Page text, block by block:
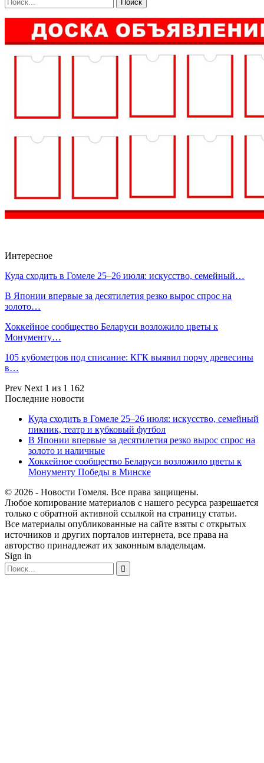
Интересное
Куда сходить в Гомеле 25–26 июля: искусство, семейный…
В Японии впервые за десятилетия резко вырос спрос на
золото…
Хоккейное сообщество Беларуси возложило цветы к
Монументу…
105 кубометров под списание: КГК выявил порчу древесины
в…
Prev Next 1 из 1 162
Последние новости
Куда сходить в Гомеле 25–26 июля: искусство, семейный
пикник, театр и кубковый футбол
В Японии впервые за десятилетия резко вырос спрос на
золото и наличные
Хоккейное сообщество Беларуси возложило цветы к
Монументу Победы в Минске
© 2026 - Новости Гомеля. Все права защищены.
Любое копирование материалов с нашего ресурса разрешается
только с обратной активной ссылкой на страницу статьи.
Все материалы опубликованные на сайте взяты с открытых
источников и других порталов интернета, все права на
авторство принадлежат их законным владельцам.
Sign in